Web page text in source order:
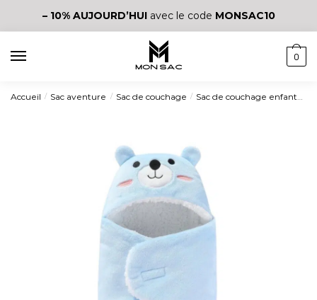
– 10% AUJOURD’HUIavec le code MONSAC10
0
Accueil / Sac aventure / Sac de couchage / Sac de couchage enfant